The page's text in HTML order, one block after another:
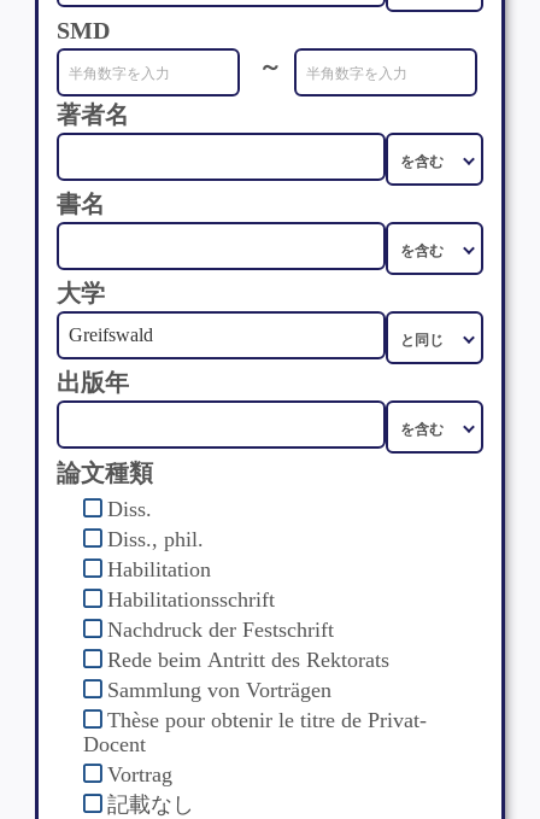
SMD
～
著者名
書名
大学
出版年
論文種類
Diss.
Diss., phil.
Habilitation
Habilitationsschrift
Nachdruck der Festschrift
Rede beim Antritt des Rektorats
Sammlung von Vorträgen
Thèse pour obtenir le titre de Privat-
Docent
Vortrag
記載なし